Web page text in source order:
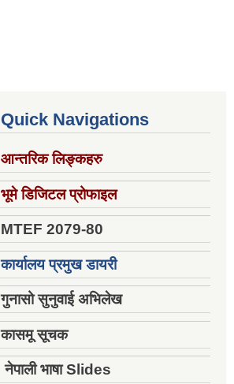
Quick Navigations
आन्तरिक लिङ्कहरु
भूमे डिजिटल प्रोफाइल
MTEF 2079-80
कार्यालय प्रमुख डायरी
गुनासो सुनुवाई अभिलेख
कासमू सूचक
नेपाली भाषा Slides